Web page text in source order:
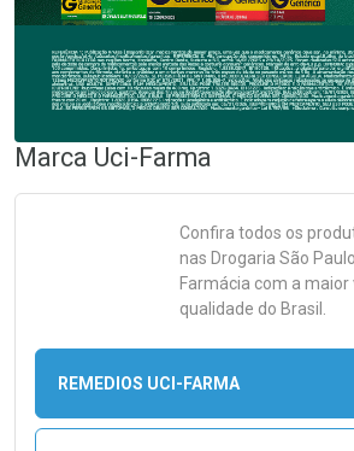
Marca Uci-Farma
Confira todos os
nas Drogaria São
Farmácia com a maior
qualidade do Brasil.
REMEDIOS UCI-FARMA